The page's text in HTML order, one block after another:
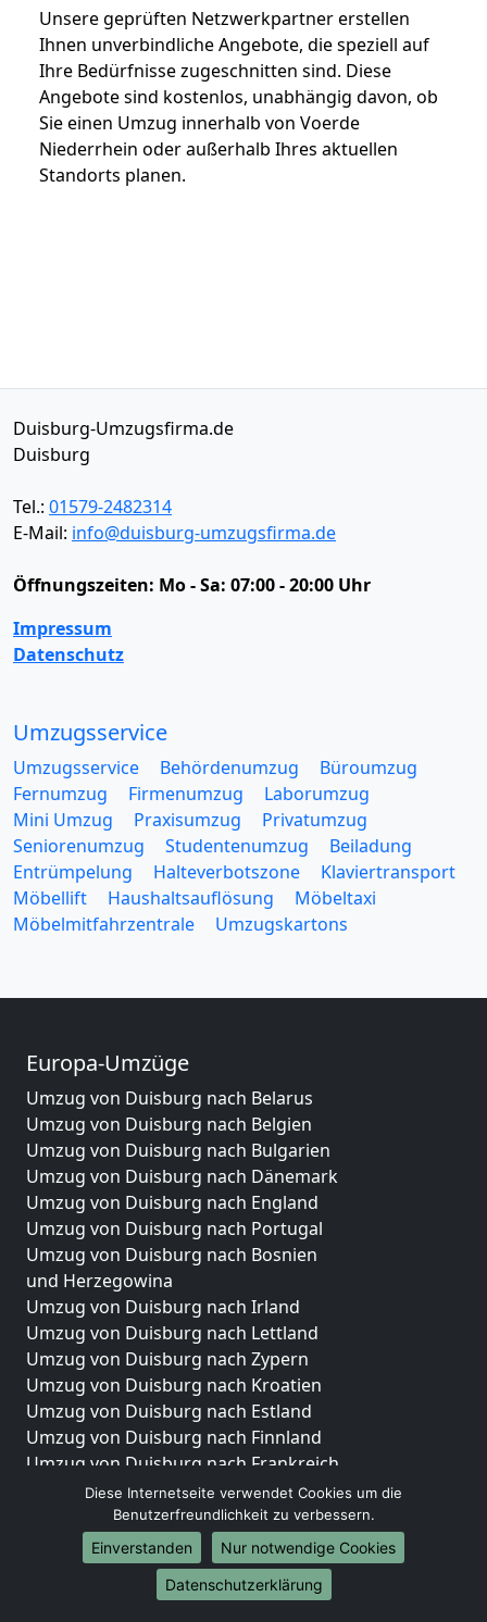
Unsere geprüften Netzwerkpartner erstellen
Ihnen unverbindliche Angebote, die speziell auf
Ihre Bedürfnisse zugeschnitten sind. Diese
Angebote sind kostenlos, unabhängig davon, ob
Sie einen Umzug innerhalb von Voerde
Niederrhein oder außerhalb Ihres aktuellen
Standorts planen.
Duisburg-Umzugsfirma.de
Duisburg
Tel.: 01579-2482314
E-Mail: info@duisburg-umzugsfirma.de
Öffnungszeiten: Mo - Sa: 07:00 - 20:00 Uhr
Impressum
Datenschutz
Umzugsservice
Umzugsservice Behördenumzug
Büroumzug
Fernumzug
Firmenumzug
Laborumzug
Mini Umzug
Praxisumzug
Privatumzug
Seniorenumzug
Studentenumzug
Beiladung
Entrümpelung
Halteverbotszone
Klaviertransport
Möbellift
Haushaltsauflösung
Möbeltaxi
Möbelmitfahrzentrale
Umzugskartons
Europa-Umzüge
Umzug von Duisburg nach Belarus
Umzug von Duisburg nach Belgien
Umzug von Duisburg nach Bulgarien
Umzug von Duisburg nach Dänemark
Umzug von Duisburg nach England
Umzug von Duisburg nach Portugal
Umzug von Duisburg nach Bosnien
und Herzegowina
Umzug von Duisburg nach Irland
Umzug von Duisburg nach Lettland
Umzug von Duisburg nach Zypern
Umzug von Duisburg nach Kroatien
Umzug von Duisburg nach Estland
Umzug von Duisburg nach Finnland
Umzug von Duisburg nach Frankreich
Umzug von Duisburg nach Griechenland
Umzug von Duisburg nach Italien
Umzug von Duisburg nach Liechtenstein
Umzug von Duisburg nach Luxemburg
Umzug von Duisburg nach Niederlande
Diese Internetseite verwendet Cookies um die
Benutzerfreundlichkeit zu verbessern.
Einverstanden
Nur notwendige Cookies
Datenschutzerklärung